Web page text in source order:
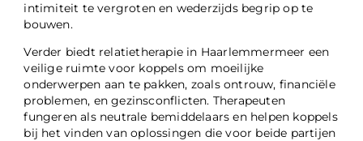
intimiteit te vergroten en wederzijds begrip op te
bouwen.
Verder biedt relatietherapie in Haarlemmermeer een
veilige ruimte voor koppels om moeilijke
onderwerpen aan te pakken, zoals ontrouw, financiële
problemen, en gezinsconflicten. Therapeuten
fungeren als neutrale bemiddelaars en helpen koppels
bij het vinden van oplossingen die voor beide partijen